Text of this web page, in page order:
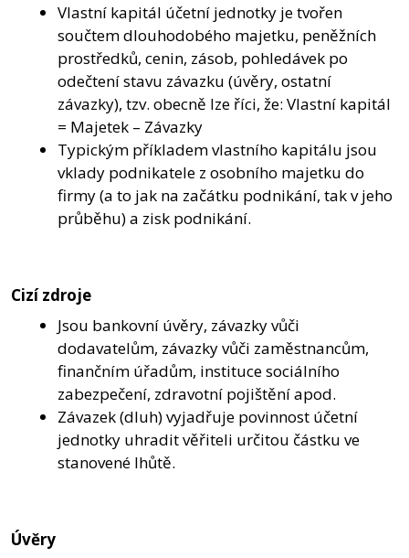
Vlastní kapitál účetní jednotky je tvořen
součtem dlouhodobého majetku, peněžních
prostředků, cenin, zásob, pohledávek po
odečtení stavu závazku (úvěry, ostatní
závazky), tzv. obecně lze říci, že: Vlastní kapitál
= Majetek – Závazky
Typickým příkladem vlastního kapitálu jsou
vklady podnikatele z osobního majetku do
firmy (a to jak na začátku podnikání, tak v jeho
průběhu) a zisk podnikání.
Cizí zdroje
Jsou bankovní úvěry, závazky vůči
dodavatelům, závazky vůči zaměstnancům,
finančním úřadům, instituce sociálního
zabezpečení, zdravotní pojištění apod.
Závazek (dluh) vyjadřuje povinnost účetní
jednotky uhradit věřiteli určitou částku ve
stanovené lhůtě.
Úvěry